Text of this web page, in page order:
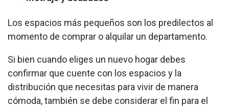
Los espacios más pequeños son los predilectos al
momento de comprar o alquilar un departamento.
Si bien cuando eliges un nuevo hogar debes
confirmar que cuente con los espacios y la
distribución que necesitas para vivir de manera
cómoda, también se debe considerar el fin para el